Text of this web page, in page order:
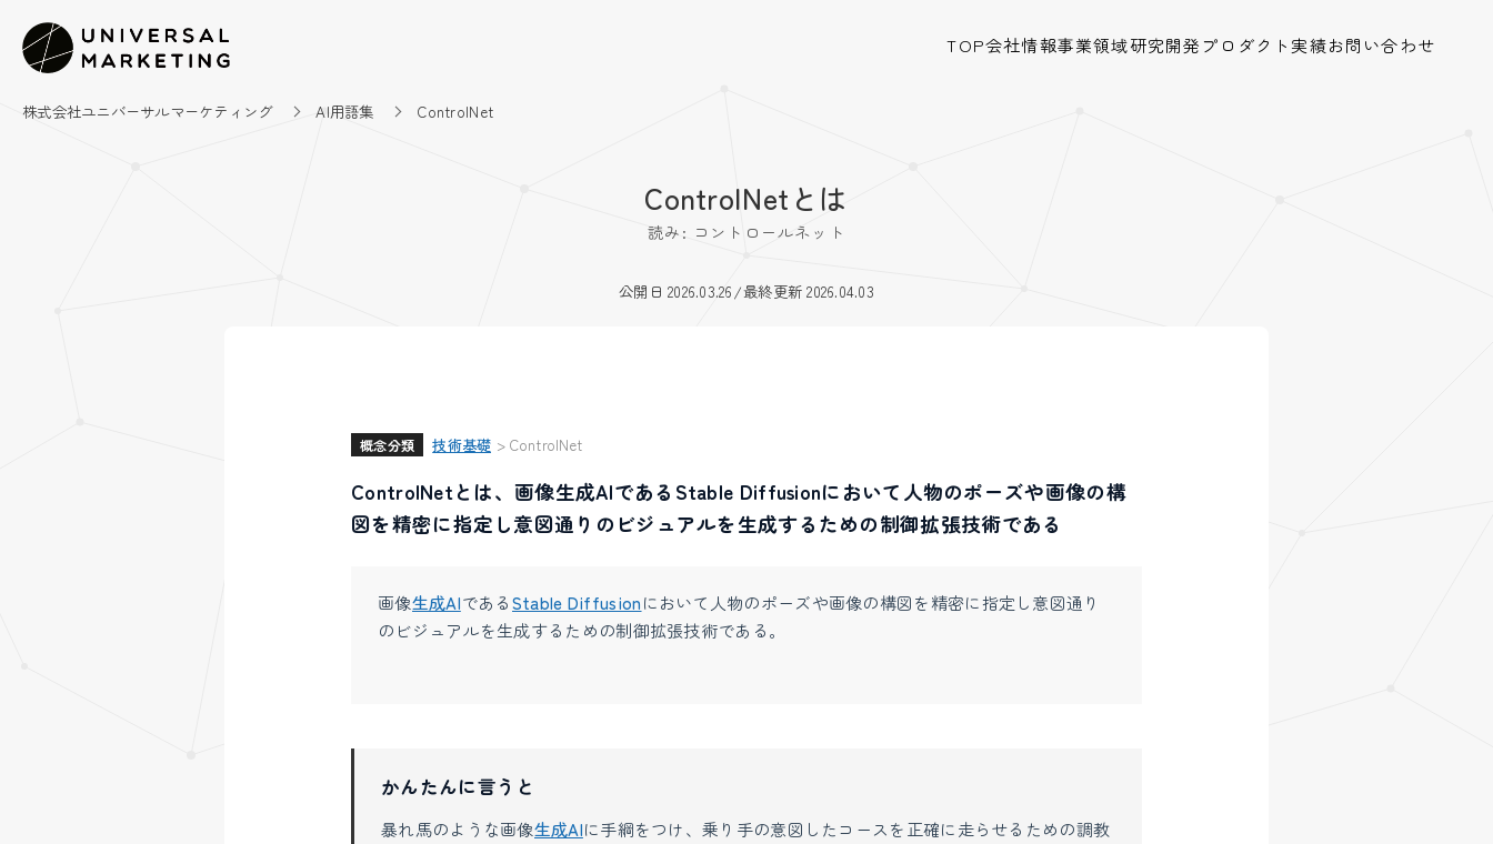
TOP会社情報事業領域研究開発 プロダクト 実績お問い合わせ
株式会社ユニバーサルマーケティング AI用語集 ControlNet
ControlNetとは
読み: コントロールネット
公開日 2026.03.26/最終更新 2026.04.03
概念分類 技術基礎 >ControlNet
ControlNetとは、画像生成AIであるStable Diffusionにおいて人物のポーズや画像の構
図を精密に指定し意図通りのビジュアルを生成するための制御拡張技術である
画像生成AIであるStable Diffusionにおいて人物のポーズや画像の構図を精密に指定し意図通り
のビジュアルを生成するための制御拡張技術である。
かんたんに言うと
暴れ馬のような画像生成AIに手綱をつけ、乗り手の意図したコースを正確に走らせるための調教